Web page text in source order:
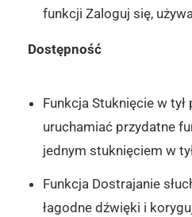
funkcji Zaloguj się,
Dostępność
Funkcja Stuknięcie w
uruchamiać przydatne
jednym stuknięciem w
Funkcja Dostrajanie
łagodne dźwięki i